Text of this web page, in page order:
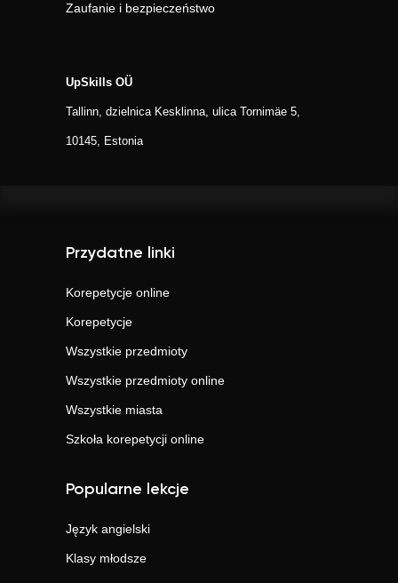
Zaufanie i bezpieczeństwo
UpSkills OÜ
Tallinn, dzielnica Kesklinna, ulica Tornimäe 5,
10145, Estonia
Przydatne linki
Korepetycje online
Korepetycje
Wszystkie przedmioty
Wszystkie przedmioty online
Wszystkie miasta
Szkoła korepetycji online
Popularne lekcje
Język angielski
Klasy młodsze